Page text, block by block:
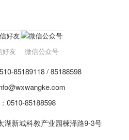
好友 微信公众号
85189118 / 85188598
0510-85188598
湖新城科教产业园楝泽路9-3号